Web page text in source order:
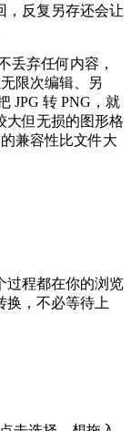
，反复另存还会让
丢弃任何内容，
限次编辑、另
JPG 转 PNG，就
大但无损的图形格
兼容性比文件大
过程都在你的浏览
换，不必等待上